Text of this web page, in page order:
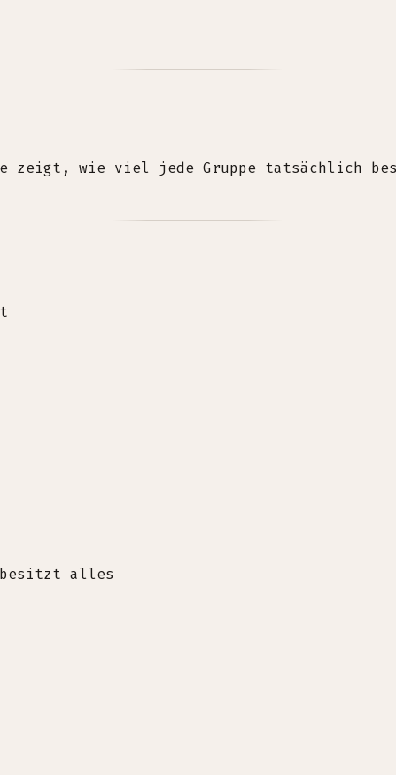
zeigt, wie viel jede Gruppe tatsächlich
besitzt alles